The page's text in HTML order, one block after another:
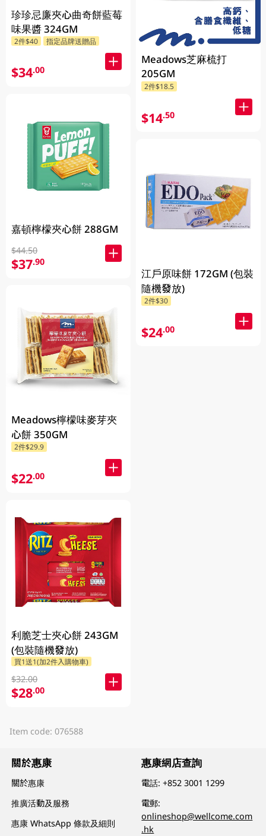
珍珍忌廉夾心曲奇餅藍莓
味果醬 324GM
2件$40 指定品牌送贈品
$34.00
嘉頓檸檬夾心餅 288GM
$44.50
$37.90
Meadows檸檬味麥芽夾
心餅 350GM
2件$29.9
$22.00
利脆芝士夾心餅 243GM
(包裝隨機發放)
買1送1(加2件入購物車)
$32.00
$28.00
Meadows芝麻梳打
205GM
2件$18.5
$14.50
江戶原味餅 172GM (包裝
隨機發放)
2件$30
$24.00
Item code: 076588
關於惠康
關於惠康
推廣活動及服務
惠康 WhatsApp 條款及細則
惠康網店查詢
電話:+852 3001 1299
電郵:
onlineshop@wellcome.com
.hk